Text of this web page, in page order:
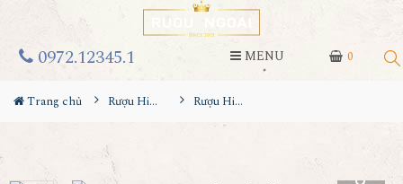
0
0972.12345.1 MENU
Trang chủ Rượu Highland Park Rượu Highland Park Valkyrie